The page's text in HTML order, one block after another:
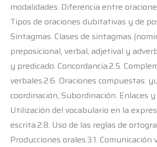
modalidades. Diferencia entre
Tipos de oraciones dubitativas y de
Sintagmas. Clases de sintagmas
preposicional, verbal, adjetival y
y predicado. Concordancia.2.5.
verbales.2.6. Oraciones compuestas:
coordinación, Subordinación. Enlaces
Utilización del vocabulario en la
escrita.2.8. Uso de las reglas de
Producciones orales.3.1. Comunicación